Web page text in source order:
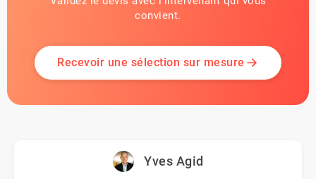
convient.
Recevoir une sélection sur mesure
Yves Agid